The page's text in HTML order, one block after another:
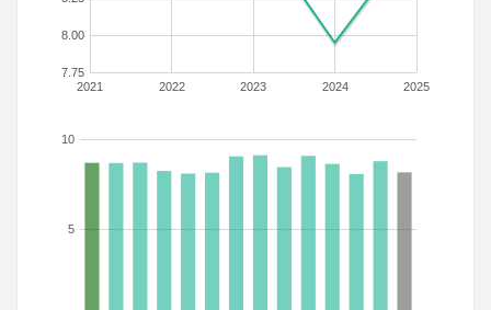
2021 2022 2023 2024 2025
7.75
8.00
5
10